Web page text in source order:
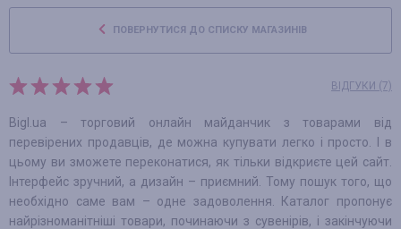
ПОВЕРНУТИСЯ ДО СПИСКУ МАГАЗИНІВ
ВІДГУКИ (7)
Bigl.ua – торговий онлайн майданчик з товарами від
перевірених продавців, де можна купувати легко і просто. І в
цьому ви зможете переконатися, як тільки відкриєте цей сайт.
Інтерфейс зручний, а дизайн – приємний. Тому пошук того, що
необхідно саме вам – одне задоволення. Каталог пропонує
найрізноманітніші товари, починаючи з сувенірів, і закінчуючи